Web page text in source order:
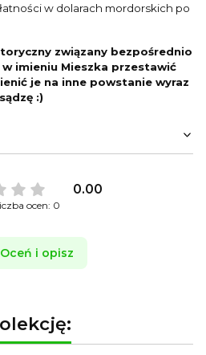
w dolarach mordorskich po
związany bezpośrednio
imieniu Mieszka przestawić
je na inne powstanie wyraz
:)
0.00
ocen: 0
Oceń i opisz